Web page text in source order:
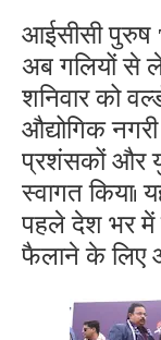
आईसीसी पुरुष
अब गलियों से
शनिवार को
औद्योगिक
प्रशंसकों और
स्वागत
पहले देश भर
फैलाने के लिए